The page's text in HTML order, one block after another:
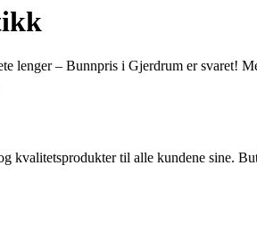
– Bunnpris i Gjerdrum er svaret!
kvalitetsprodukter til alle kundene sine.